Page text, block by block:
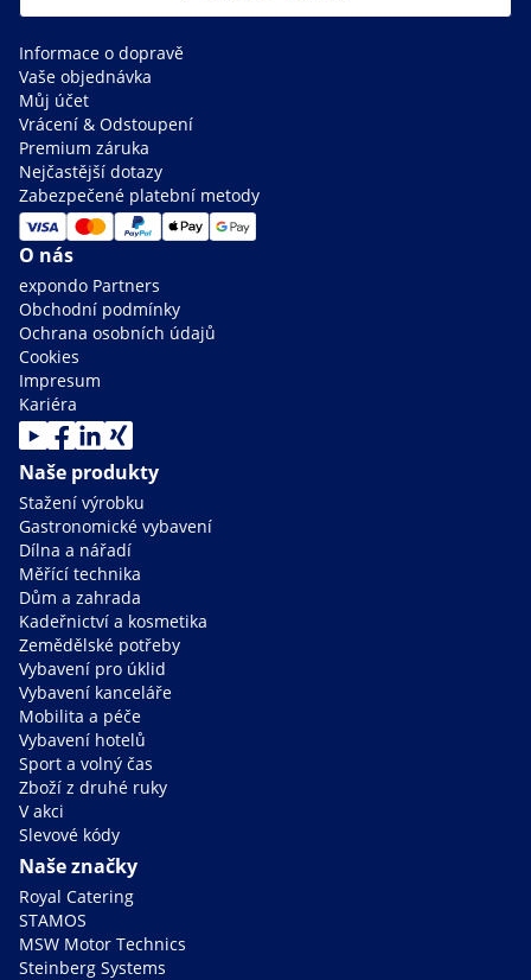
Informace o dopravě
Vaše objednávka
Můj účet
Vrácení & Odstoupení
Premium záruka
Nejčastější dotazy
Zabezpečené platební metody
O nás
expondo Partners
Obchodní podmínky
Ochrana osobních údajů
Cookies
Impresum
Kariéra
Naše produkty
Stažení výrobku
Gastronomické vybavení
Dílna a nářadí
Měřící technika
Dům a zahrada
Kadeřnictví a kosmetika
Zemědělské potřeby
Vybavení pro úklid
Vybavení kanceláře
Mobilita a péče
Vybavení hotelů
Sport a volný čas
Zboží z druhé ruky
V akci
Slevové kódy
Naše značky
Royal Catering
STAMOS
MSW Motor Technics
Steinberg Systems